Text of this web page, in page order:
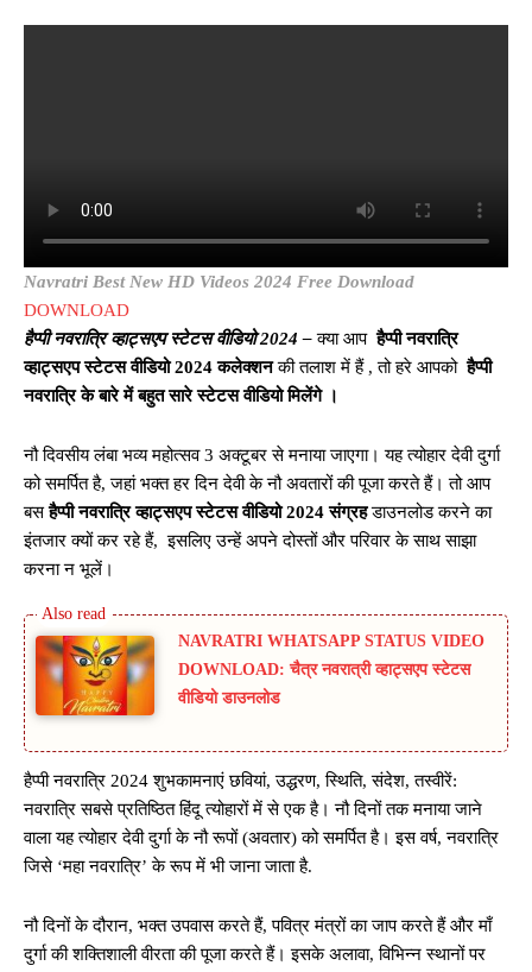
Navratri Best New HD Videos 2024 Free Download
DOWNLOAD
हैप्पी नवरात्रि व्हाट्सएप स्टेटस वीडियो 2024 – क्या आप हैप्पी नवरात्रि
व्हाट्सएप स्टेटस वीडियो 2024 कलेक्शनकी तलाश में हैं , तो हरे आपकोहैप्पी
नवरात्रि के बारे में बहुत सारे स्टेटस वीडियो मिलेंगे ।
नौ दिवसीय लंबा भव्य महोत्सव 3 अक्टूबर से मनाया जाएगा। यह त्योहार देवी दुर्गा
को समर्पित है, जहां भक्त हर दिन देवी के नौ अवतारों की पूजा करते हैं। तो आप
बसहैप्पी नवरात्रि व्हाट्सएप स्टेटस वीडियो 2024 संग्रहडाउनलोड करने का
इंतजार क्यों कर रहे हैं, इसलिए उन्हें अपने दोस्तों और परिवार के साथ साझा
करना न भूलें।
NAVRATRI WHATSAPP STATUS VIDEO
DOWNLOAD: चैत्र नवरात्री व्हाट्सएप स्टेटस
वीडियो डाउनलोड
हैप्पी नवरात्रि 2024 शुभकामनाएं छवियां, उद्धरण, स्थिति, संदेश, तस्वीरें:
नवरात्रि सबसे प्रतिष्ठित हिंदू त्योहारों में से एक है। नौ दिनों तक मनाया जाने
वाला यह त्योहार देवी दुर्गा के नौ रूपों (अवतार) को समर्पित है। इस वर्ष, नवरात्रि
जिसे ‘महा नवरात्रि’ के रूप में भी जाना जाता है.
नौ दिनों के दौरान, भक्त उपवास करते हैं, पवित्र मंत्रों का जाप करते हैं और माँ
दुर्गा की शक्तिशाली वीरता की पूजा करते हैं। इसके अलावा, विभिन्न स्थानों पर